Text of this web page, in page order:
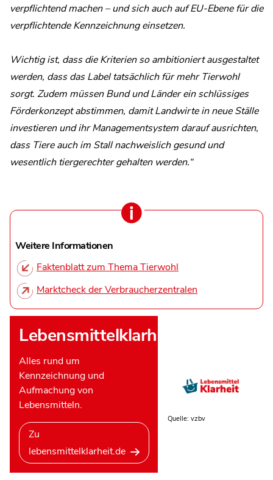
verpflichtend machen – und sich auch auf EU-Ebene für die
verpflichtende Kennzeichnung einsetzen.
Wichtig ist, dass die Kriterien so ambitioniert ausgestaltet
werden, dass das Label tatsächlich für mehr Tierwohl
sorgt. Zudem müssen Bund und Länder ein schlüssiges
Förderkonzept abstimmen, damit Landwirte in neue Ställe
investieren und ihr Managementsystem darauf ausrichten,
dass Tiere auch im Stall nachweislich gesund und
wesentlich tiergerechter gehalten werden.“
Weitere Informationen
Faktenblatt zum Thema Tierwohl
Marktcheck der Verbraucherzentralen
Lebensmittelklarheit
Alles rund um
Kennzeichnung und
Aufmachung von
Lebensmitteln.
Zu
lebensmittelklarheit.de
Quelle: vzbv